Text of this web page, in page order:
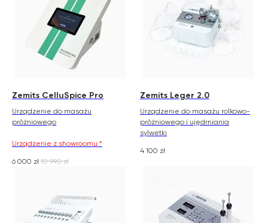
Zemits CelluSpice Pro
Urządzenie do masażu
próżniowego
Urządzenie z showroomu *
6 000 zł 10 990 zł
Zemits Leger 2.0
Urządzenie do masażu rolkowo-
próżniowego i ujędrniania
sylwetki
4 100 zł